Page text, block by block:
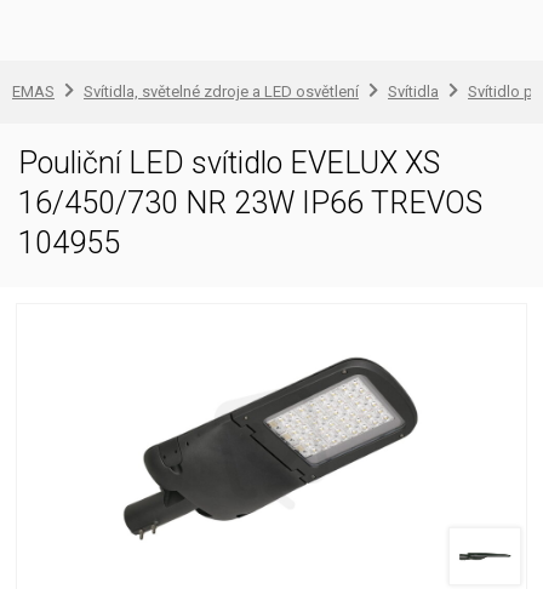
EMAS Svítidla, světelné zdroje a LED osvětlení Svítidla Svítidlo
Pouliční LED svítidlo EVELUX XS
16/450/730 NR 23W IP66 TREVOS
104955